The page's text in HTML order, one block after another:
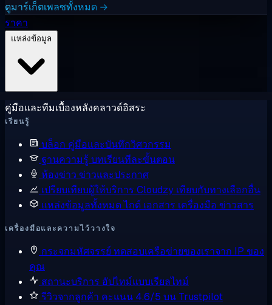
ดูมาร์เก็ตเพลซทั้งหมด →
ราคา
คู่มือและทีมเบื้องหลังคลาวด์อิสระ
เรียนรู้
บล็อก คู่มือและบันทึกวิศวกรรม
ฐานความรู้ บทเรียนทีละขั้นตอน
ห้องข่าว ข่าวและประกาศ
เปรียบเทียบผู้ให้บริการ Cloudzy เทียบกับทางเลือกอื่น
แหล่งข้อมูลทั้งหมดไกด์ เอกสาร เครื่องมือ ข่าวสาร
เครื่องมือและความไว้วางใจ
กระจกมหัศจรรย์ ทดสอบเครือข่ายของเราจาก IP ของ
คุณ
สถานะบริการ อัปไทม์แบบเรียลไทม์
รีวิวจากลูกค้า คะแนน 4.6/5 บน Trustpilot